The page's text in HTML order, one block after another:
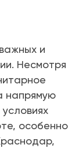
и
Несмотря
напрямую
особенно